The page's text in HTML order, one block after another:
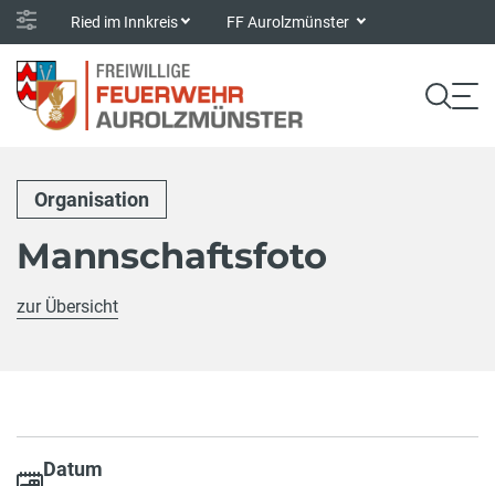
Ried im Innkreis FF Aurolzmünster
Organisation
Mannschaftsfoto
zur Übersicht
Datum